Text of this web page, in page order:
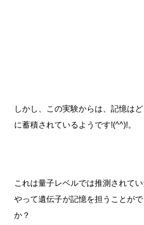
しかし、この実験からは、記憶は
に蓄積されているようです!(^^)!。
これは量子レベルでは推測されて
やって遺伝子が記憶を担うことが
か？